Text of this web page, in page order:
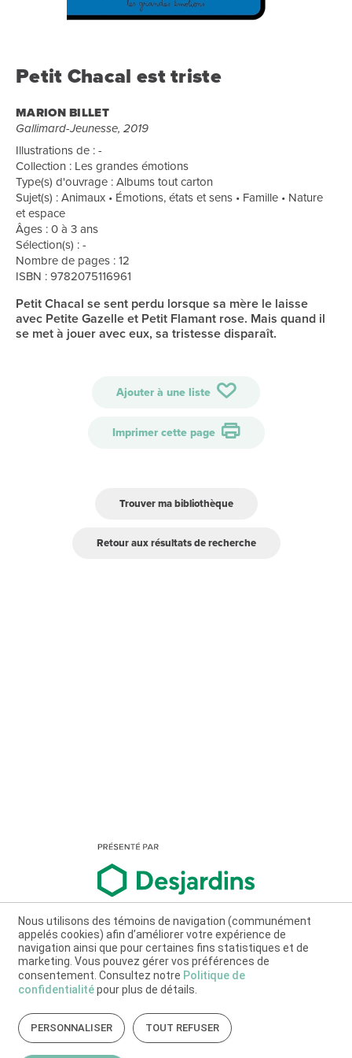
Petit Chacal est triste
MARION BILLET
Gallimard-Jeunesse, 2019
Illustrations de : -
Collection : Les grandes émotions
Type(s) d'ouvrage : Albums tout carton
Sujet(s) : Animaux • Émotions, états et sens • Famille • Nature
et espace
Âges : 0 à 3 ans
Sélection(s) : -
Nombre de pages : 12
ISBN : 9782075116961
Petit Chacal se sent perdu lorsque sa mère le laisse
avec Petite Gazelle et Petit Flamant rose. Mais quand il
se met à jouer avec eux, sa tristesse disparaît.
Ajouter à une liste
Imprimer cette page
Trouver ma bibliothèque
Retour aux résultats de recherche
Nous utilisons des témoins de navigation (communément
appelés cookies) afin d’améliorer votre expérience de
navigation ainsi que pour certaines fins statistiques et de
marketing. Vous pouvez gérer vos préférences de
consentement. Consultez notre Politique de
confidentialitépour plus de détails.
PERSONNALISER TOUT REFUSER